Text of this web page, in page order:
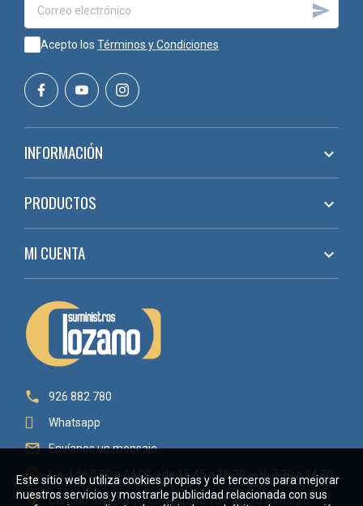

Acepto los Términos y Condiciones
INFORMACIÓN 
PRODUCTOS 
MI CUENTA 

926 882 780
Whatsapp
 Envíanos un mensaje
 L a J de 8:30 a 14:00 y de 15:45 a 18:30 — V: 7:30 a 14:30
 Camino San Jorge, s/n - Aptdo 106 13270 Almagro -
Este sitio web utiliza cookies propias y de terceros para mejorar
nuestros servicios y mostrarle publicidad relacionada con sus